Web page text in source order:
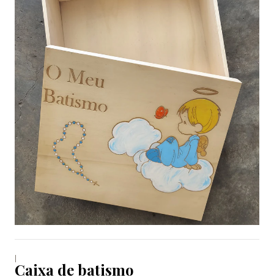
|
Caixa de batismo